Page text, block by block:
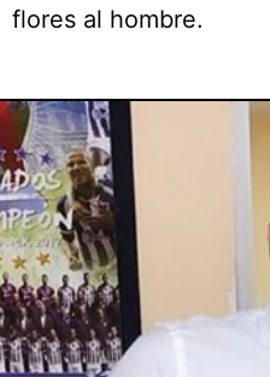
flores al hombre.